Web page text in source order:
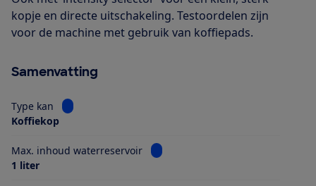
kopje en directe uitschakeling. Testoordelen zijn
voor de machine met gebruik van koffiepads.
Samenvatting
Type kan
Bekijk informatie voor Type kan
Koffiekop
Max. inhoud waterreservoir
Bekijk informatie voor Max.
1 liter